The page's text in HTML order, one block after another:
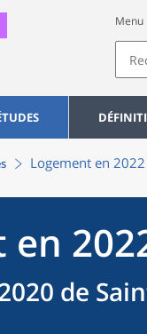
Menu
Logement en
en
de